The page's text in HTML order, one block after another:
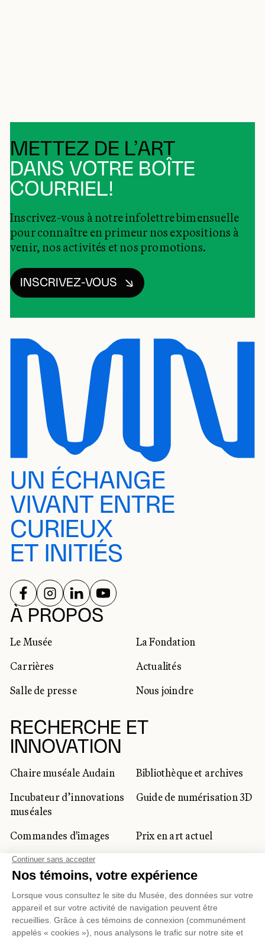
METTEZ DE L’ART
DANS VOTRE BOÎTE
COURRIEL!
Inscrivez-vous à notre infolettre bimensuelle
pour connaître en primeur nos expositions à
venir, nos activités et nos promotions.
INSCRIVEZ-VOUS
UN ÉCHANGE
VIVANT ENTRE
CURIEUX
ET INITIÉS
À PROPOS
Le Musée
La Fondation
Carrières
Actualités
Salle de presse
Nous joindre
RECHERCHE ET
INNOVATION
Chaire muséale Audain
Bibliothèque et archives
Incubateur d’innovations
muséales
Guide de numérisation 3D
Commandes d'images
Prix en art actuel
Prix Lynne-Cohen
CLIENTÈLE CORPORATIVE
ET PRIVÉE
RÉSEAUX SOCIAUX
SUIVEZ-NOUS SUR
SUIVEZ-NOUS SUR
SUIVEZ-NOUS SUR
SUIVEZ-NOUS SUR